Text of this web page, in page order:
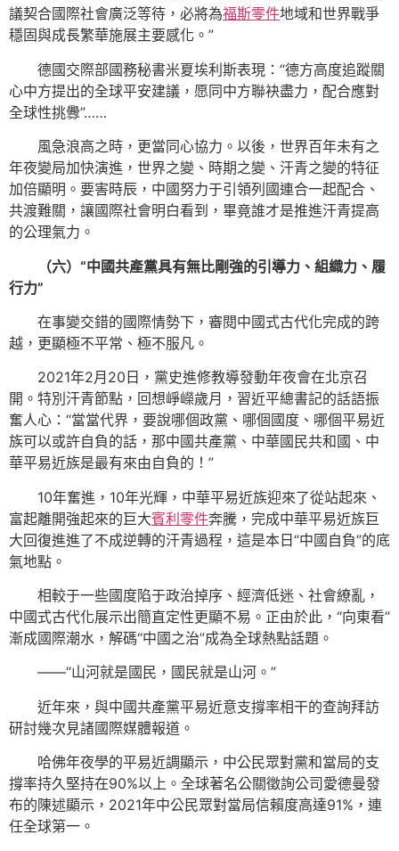
議契合國際社會廣泛等待，必將為福斯零件地域和世界戰爭
穩固與成長繁華施展主要感化。”
德國交際部國務秘書米夏埃利斯表現：“德方高度追蹤關
心中方提出的全球平安建議，愿同中方聯袂盡力，配合應對
全球性挑釁”……
風急浪高之時，更當同心協力。以後，世界百年未有之
年夜變局加快演進，世界之變、時期之變、汗青之變的特征
加倍顯明。要害時辰，中國努力于引領列國連合一起配合、
共渡難關，讓國際社會明白看到，畢竟誰才是推進汗青提高
的公理氣力。
（六）“中國共產黨具有無比剛強的引導力、組織力、履
行力”
在事變交錯的國際情勢下，審閱中國式古代化完成的跨
越，更顯極不平常、極不服凡。
2021年2月20日，黨史進修教導發動年夜會在北京召
開。特別汗青節點，回想崢嶸歲月，習近平總書記的話語振
奮人心：“當當代界，要說哪個政黨、哪個國度、哪個平易近
族可以或許自負的話，那中國共產黨、中華國民共和國、中
華平易近族是最有來由自負的！”
10年奮進，10年光輝，中華平易近族迎來了從站起來、
富起離開強起來的巨大賓利零件奔騰，完成中華平易近族巨
大回復進進了不成逆轉的汗青過程，這是本日“中國自負”的底
氣地點。
相較于一些國度陷于政治掉序、經濟低迷、社會繚亂，
中國式古代化展示出簡直定性更顯不易。正由於此，“向東看”
漸成國際潮水，解碼“中國之治”成為全球熱點話題。
——“山河就是國民，國民就是山河。”
近年來，與中國共產黨平易近意支撐率相干的查詢拜訪
研討幾次見諸國際媒體報道。
哈佛年夜學的平易近調顯示，中公民眾對黨和當局的支
撐率持久堅持在90%以上。全球著名公關徵詢公司愛德曼發
布的陳述顯示，2021年中公民眾對當局信賴度高達91%，連
任全球第一。